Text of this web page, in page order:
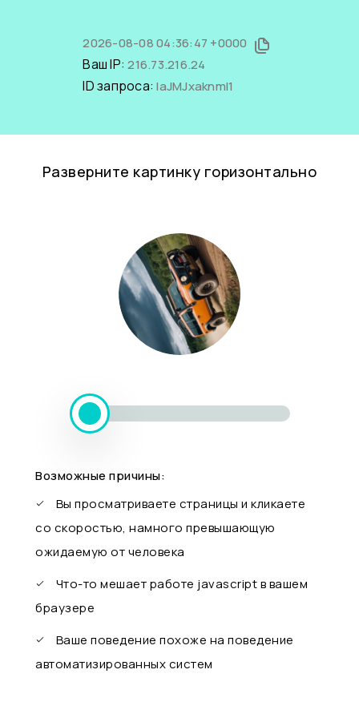
2026-08-08 04:36:47 +0000
Ваш IP:216.73.216.24
ID запроса:laJMJxaknmI1
Разверните картинку горизонтально
Возможные причины:
Вы просматриваете страницы и кликаете
со скоростью, намного превышающую
ожидаемую от человека
Что-то мешает работе javascript в вашем
браузере
Ваше поведение похоже на поведение
автоматизированных систем